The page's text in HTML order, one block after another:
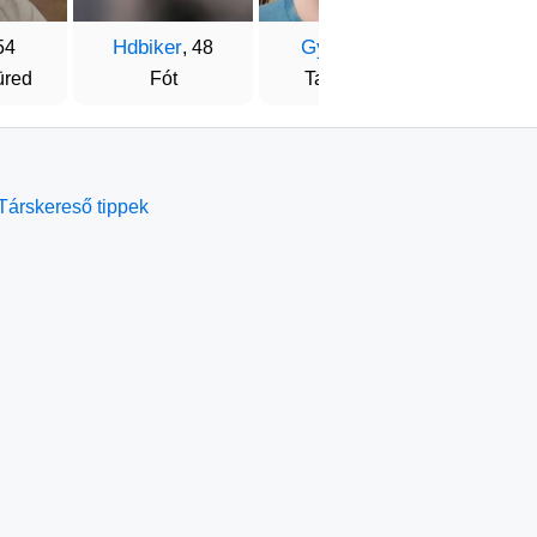
Hdbiker, 48
Fót
György
Tatabánya
tippek